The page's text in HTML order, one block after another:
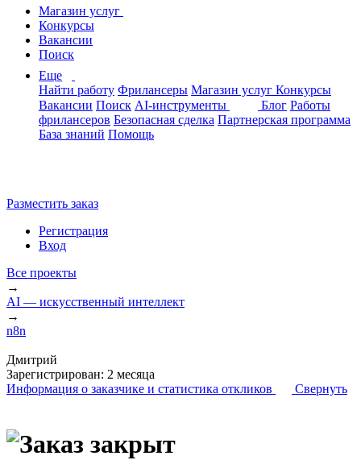
Магазин услуг
Конкурсы
Вакансии
Поиск
Еще
Найти работу Фрилансеры Магазин услуг Конкурсы
Вакансии Поиск AI-инструменты Блог Работы
фрилансеров Безопасная сделка Партнерская программа
База знаний Помощь
Разместить заказ
Регистрация
Вход
Все проекты
→
AI — искусственный интеллект
→
n8n
Дмитрий
Зарегистрирован: 2 месяца
Информация о заказчике и статистика откликов Свернуть